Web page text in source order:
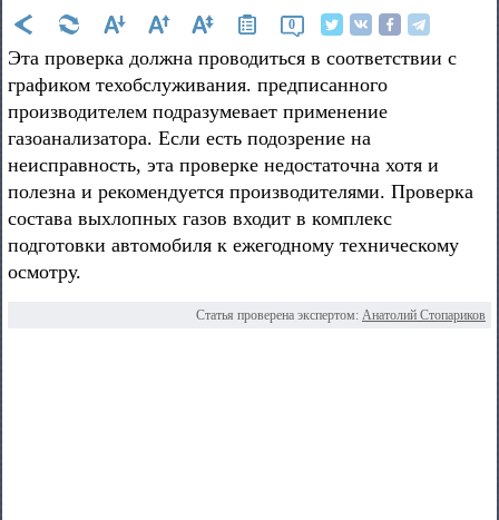
0
Эта проверка должна проводиться в соответствии с
графиком техобслуживания. предписанного
производителем подразумевает применение
газоанализатора. Если есть подозрение на
неисправность, эта проверке недостаточна хотя и
полезна и рекомендуется производителями. Проверка
состава выхлопных газов входит в комплекс
подготовки автомобиля к ежегодному техническому
осмотру.
Статья проверена экспертом: Анатолий Стопариков